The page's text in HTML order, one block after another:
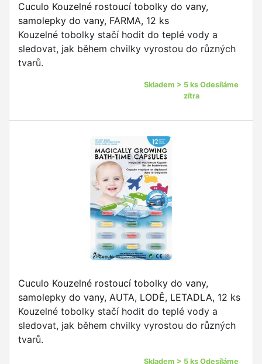
Cuculo Kouzelné rostoucí tobolky do vany,
samolepky do vany, FARMA, 12 ks
Kouzelné tobolky stačí hodit do teplé vody a
sledovat, jak během chvilky vyrostou do různých
tvarů.
Skladem > 5 ks Odesíláme
zítra
Cuculo Kouzelné rostoucí tobolky do vany,
samolepky do vany, AUTA, LODĚ, LETADLA, 12 ks
Kouzelné tobolky stačí hodit do teplé vody a
sledovat, jak během chvilky vyrostou do různých
tvarů.
Skladem > 5 ks Odesíláme